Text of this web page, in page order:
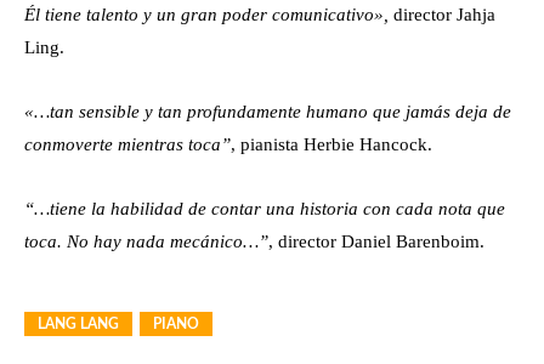
Él tiene talento y un gran poder comunicativo», director Jahja
Ling.
«…tan sensible y tan profundamente humano que jamás deja de
conmoverte mientras toca”, pianista Herbie Hancock.
“…tiene la habilidad de contar una historia con cada nota que
toca. No hay nada mecánico…”, director Daniel Barenboim.
LANG LANG PIANO